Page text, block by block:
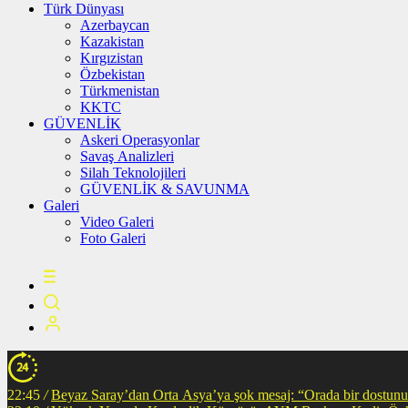
Türk Dünyası
Azerbaycan
Kazakistan
Kırgızistan
Özbekistan
Türkmenistan
KKTC
GÜVENLİK
Askeri Operasyonlar
Savaş Analizleri
Silah Teknolojileri
GÜVENLİK & SAVUNMA
Galeri
Video Galeri
Foto Galeri
22:45 / Beyaz Saray’dan Orta Asya’ya şok mesaj: “Orada bir